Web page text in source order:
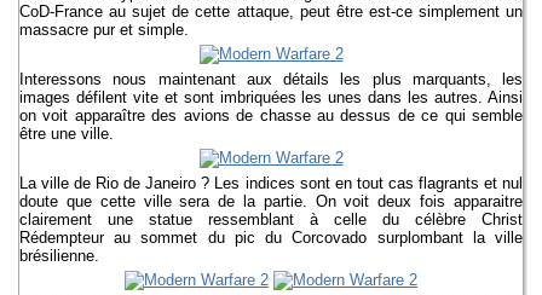
CoD-France au sujet de cette attaque, peut être est-ce simplement un
massacre pur et simple.
Interessons nous maintenant aux détails les plus marquants, les
images défilent vite et sont imbriquées les unes dans les autres. Ainsi
on voit apparaître des avions de chasse au dessus de ce qui semble
être une ville.
La ville de Rio de Janeiro ? Les indices sont en tout cas flagrants et nul
doute que cette ville sera de la partie. On voit deux fois apparaitre
clairement une statue ressemblant à celle du célèbre Christ
Rédempteur au sommet du pic du Corcovado surplombant la ville
brésilienne.